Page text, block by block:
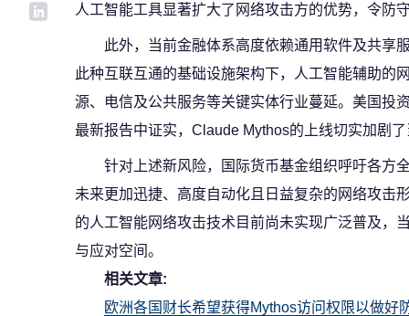
人工智能工具显著扩大了网络攻击方的优势，令防
此外，当前金融体系高度依赖通用软件及共享
此种互联互通的基础设施架构下，人工智能辅助的
源、电信及公共服务等关键实体行业蔓延。美国投
最新报告中证实，Claude Mythos的上线切实加剧
针对上述新风险，国际货币基金组织呼吁各方
未来更加迅捷、高度自动化且日益复杂的网络攻击
的人工智能网络攻击技术目前尚未实现广泛普及，
与应对空间。
相关文章:
欧洲各国财长希望获得Mythos访问权限以做好